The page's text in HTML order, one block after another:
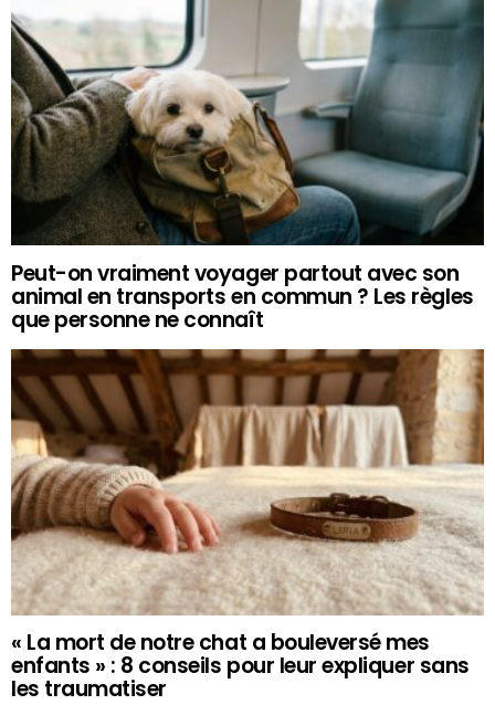
Peut-on vraiment voyager partout avec son
animal en transports en commun ? Les règles
que personne ne connaît
« La mort de notre chat a bouleversé mes
enfants » : 8 conseils pour leur expliquer sans
les traumatiser